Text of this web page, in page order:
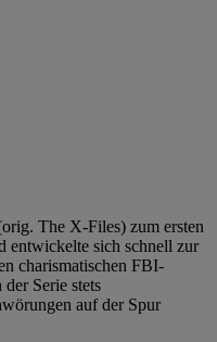
The X-Files) zum ersten
entwickelte sich schnell zur
charismatischen FBI-
Serie stets
auf der Spur